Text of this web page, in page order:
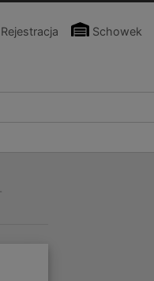
Schowek